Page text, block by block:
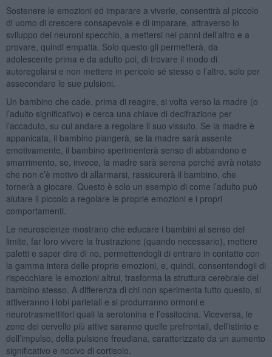
Sostenere le emozioni ed imparare a viverle, consentirà al piccolo
di uomo di crescere consapevole e di imparare, attraverso lo
sviluppo dei neuroni specchio, a mettersi nei panni dell’altro e a
provare, quindi empatia. Solo questo gli permetterà, da
adolescente prima e da adulto poi, di trovare il modo di
autoregolarsi e non mettere in pericolo sé stesso o l’altro, solo per
assecondare le sue pulsioni.
Un bambino che cade, prima di reagire, si volta verso la madre (o
l’adulto significativo) e cerca una chiave di decifrazione per
l’accaduto, su cui andare a regolare il suo vissuto. Se la madre è
appanicata, il bambino piangerà, se la madre sarà assente
emotivamente, il bambino sperimenterà senso di abbandono e
smarrimento, se, invece, la madre sarà serena perché avrà notato
che non c’è motivo di allarmarsi, rassicurerà il bambino, che
tornerà a giocare. Questo è solo un esempio di come l’adulto può
aiutare il piccolo a regolare le proprie emozioni e i propri
comportamenti.
Le neuroscienze mostrano che educare i bambini al senso del
limite, far loro vivere la frustrazione (quando necessario), mettere
paletti e saper dire di no, permettendogli di entrare in contatto con
la gamma intera delle proprie emozioni, e, quindi, consentendogli di
rispecchiare le emozioni altrui, trasforma la struttura cerebrale del
bambino stesso. A differenza di chi non sperimenta tutto questo, si
attiveranno i lobi parietali e si produrranno ormoni e
neurotrasmettitori quali la serotonina e l’ossitocina. Viceversa, le
zone del cervello più attive saranno quelle prefrontali, dell’istinto e
dell’impulso, della pulsione freudiana, caratterizzate da un aumento
significativo e nocivo di cortisolo.